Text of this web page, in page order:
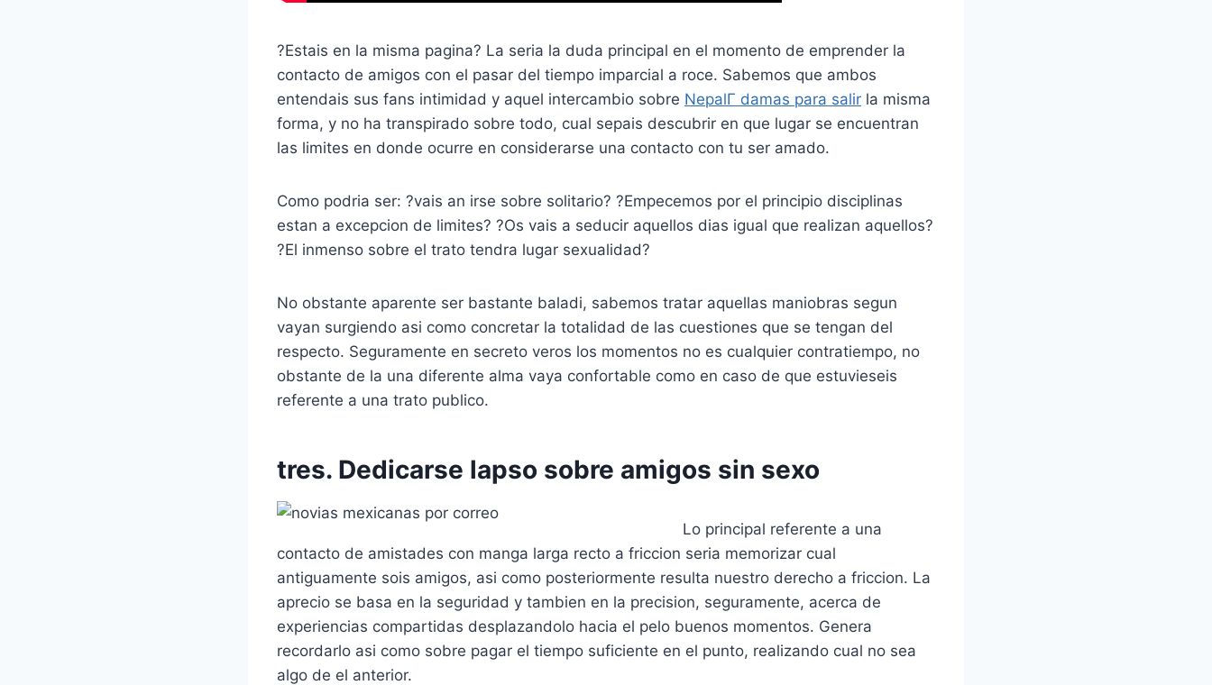
?Estais en la misma pagina? La seria la duda principal en el momento de emprender la
contacto de amigos con el pasar del tiempo imparcial a roce. Sabemos que ambos
entendais sus fans intimidad y aquel intercambio sobre NepalГ­ damas para salir la misma
forma, y no ha transpirado sobre todo, cual sepais descubrir en que lugar se encuentran
las limites en donde ocurre en considerarse una contacto con tu ser amado.
Como podria ser: ?vais an irse sobre solitario? ?Empecemos por el principio disciplinas
estan a excepcion de limites? ?Os vais a seducir aquellos dias igual que realizan aquellos?
?El inmenso sobre el trato tendra lugar sexualidad?
No obstante aparente ser bastante baladi, sabemos tratar aquellas maniobras segun
vayan surgiendo asi como concretar la totalidad de las cuestiones que se tengan del
respecto. Seguramente en secreto veros los momentos no es cualquier contratiempo, no
obstante de la una diferente alma vaya confortable como en caso de que estuvieseis
referente a una trato publico.
tres. Dedicarse lapso sobre amigos sin sexo
Lo principal referente a una
contacto de amistades con manga larga recto a friccion seria memorizar cual
antiguamente sois amigos, asi como posteriormente resulta nuestro derecho a friccion. La
aprecio se basa en la seguridad y tambien en la precision, seguramente, acerca de
experiencias compartidas desplazandolo hacia el pelo buenos momentos. Genera
recordarlo asi como sobre pagar el tiempo suficiente en el punto, realizando cual no sea
algo de el anterior.